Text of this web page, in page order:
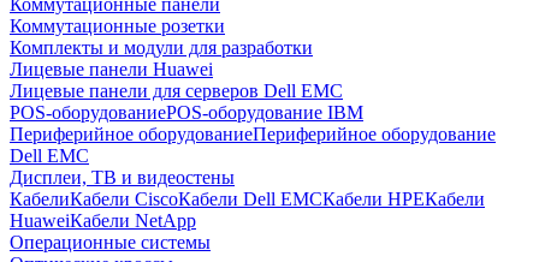
Коммутационные розетки
Комплекты и модули для разработки
Лицевые панели Huawei
Лицевые панели для серверов Dell EMC
POS-оборудованиеPOS-оборудование IBM
Периферийное оборудованиеПериферийное оборудование
Dell EMC
Дисплеи, ТВ и видеостены
КабелиКабели CiscoКабели Dell EMCКабели HPEКабели
HuaweiКабели NetApp
Операционные системы